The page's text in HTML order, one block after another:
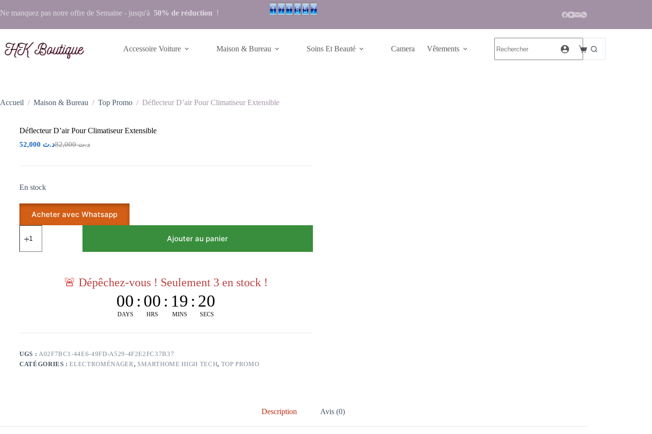
Ne manquez pas notre offre de Semaine - jusqu'à 50% de réduction !
Accessoire Voiture Maison & Bureau Soins Et Beauté Camera Vêtements
Accueil / Maison & Bureau / Top Promo / Déflecteur D’air Pour Climatiseur Extensible
Déflecteur D’air Pour Climatiseur Extensible
د.ت82,000 د.ت
En stock
Acheter avec Whatsapp
Ajouter au panier
🚨Dépêchez-vous ! Seulement 3 en stock !
00
DAYS
: 00
HRS
: 19
MINS
: 20
SECS
UGS : A02F7BC1-44E6-49FD-A529-4F2E2FC37B37
CATÉGORIES :ELECTROMÉNAGER, SMARTHOME HIGH TECH, TOP PROMO
Description Avis (0)